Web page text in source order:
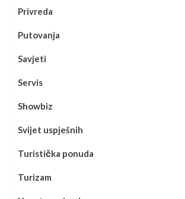
Privreda
Putovanja
Savjeti
Servis
Showbiz
Svijet uspješnih
Turistička ponuda
Turizam